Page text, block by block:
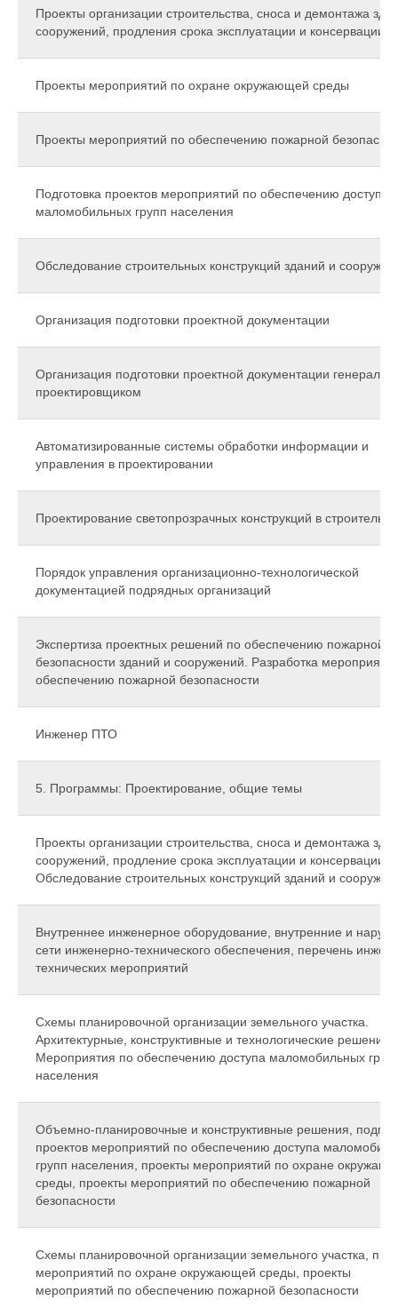
Проекты организации строительства, сноса и демонтажа
сооружений, продления срока эксплуатации и консервации
Проекты мероприятий по охране окружающей среды
Проекты мероприятий по обеспечению пожарной
Подготовка проектов мероприятий по обеспечению доступа
маломобильных групп населения
Обследование строительных конструкций зданий и
Организация подготовки проектной документации
Организация подготовки проектной документации
проектировщиком
Автоматизированные системы обработки информации и
управления в проектировании
Проектирование светопрозрачных конструкций в
Порядок управления организационно-технологической
документацией подрядных организаций
Экспертиза проектных решений по обеспечению пожарной
безопасности зданий и сооружений. Разработка
обеспечению пожарной безопасности
Инженер ПТО
5. Программы: Проектирование, общие темы
Проекты организации строительства, сноса и демонтажа
сооружений, продление срока эксплуатации и консервации.
Обследование строительных конструкций зданий и
Внутреннее инженерное оборудование, внутренние и
сети инженерно-технического обеспечения, перечень
технических мероприятий
Схемы планировочной организации земельного участка.
Архитектурные, конструктивные и технологические решения.
Мероприятия по обеспечению доступа маломобильных
населения
Объемно-планировочные и конструктивные решения,
проектов мероприятий по обеспечению доступа
групп населения, проекты мероприятий по охране
среды, проекты мероприятий по обеспечению пожарной
безопасности
Схемы планировочной организации земельного участка,
мероприятий по охране окружающей среды, проекты
мероприятий по обеспечению пожарной безопасности